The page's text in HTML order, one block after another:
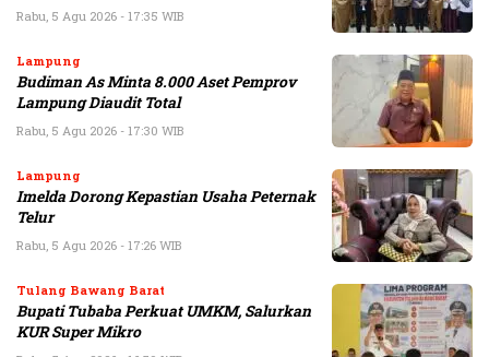
Rabu, 5 Agu 2026 - 17:35 WIB
Lampung
Budiman As Minta 8.000 Aset Pemprov
Lampung Diaudit Total
Rabu, 5 Agu 2026 - 17:30 WIB
Lampung
Imelda Dorong Kepastian Usaha Peternak
Telur
Rabu, 5 Agu 2026 - 17:26 WIB
Tulang Bawang Barat
Bupati Tubaba Perkuat UMKM, Salurkan
KUR Super Mikro